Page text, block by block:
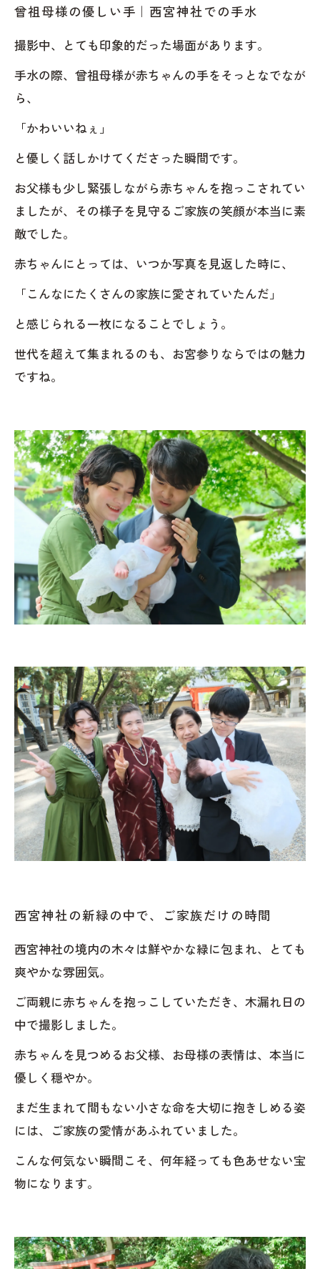
曾祖母様の優しい手｜西宮神社での手水
撮影中、とても印象的だった場面があります。
手水の際、曾祖母様が赤ちゃんの手をそっとなでなが
ら、
「かわいいねぇ」
と優しく話しかけてくださった瞬間です。
お父様も少し緊張しながら赤ちゃんを抱っこされてい
ましたが、その様子を見守るご家族の笑顔が本当に素
敵でした。
赤ちゃんにとっては、いつか写真を見返した時に、
「こんなにたくさんの家族に愛されていたんだ」
と感じられる一枚になることでしょう。
世代を超えて集まれるのも、お宮参りならではの魅力
ですね。
西宮神社の新緑の中で、ご家族だけの時間
西宮神社の境内の木々は鮮やかな緑に包まれ、とても
爽やかな雰囲気。
ご両親に赤ちゃんを抱っこしていただき、木漏れ日の
中で撮影しました。
赤ちゃんを見つめるお父様、お母様の表情は、本当に
優しく穏やか。
まだ生まれて間もない小さな命を大切に抱きしめる姿
には、ご家族の愛情があふれていました。
こんな何気ない瞬間こそ、何年経っても色あせない宝
物になります。